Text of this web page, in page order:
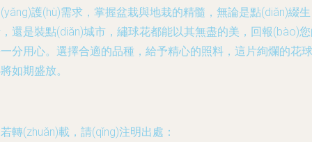
護(hù)需求，掌握盆栽與地栽的精髓，無論是點(diǎn)綴生
還是裝點(diǎn)城市，繡球花都能以其無盡的美，回報(bào)
分用心。選擇合適的品種，給予精心的照料，這片絢爛的花球
如期盛放。
轉(zhuǎn)載，請(qǐng)注明出處：